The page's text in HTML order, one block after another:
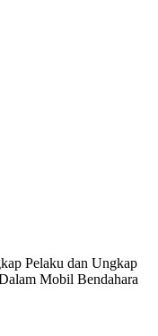
Pelaku dan Ungkap
Mobil Bendahara